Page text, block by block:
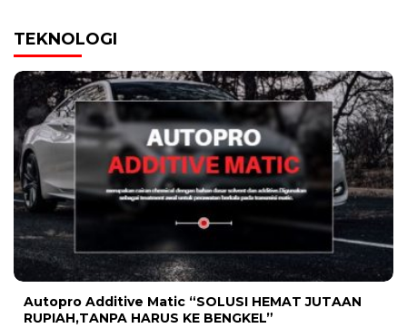
TEKNOLOGI
Autopro Additive Matic “SOLUSI HEMAT JUTAAN
RUPIAH,TANPA HARUS KE BENGKEL”